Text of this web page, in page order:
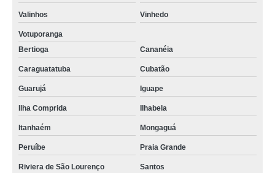
Valinhos Vinhedo
Votuporanga
Bertioga
Cananéia
Caraguatatuba Cubatão
Guarujá Iguape
Ilha Comprida Ilhabela
Itanhaém Mongaguá
Peruíbe Praia Grande
Riviera de São Lourenço Santos